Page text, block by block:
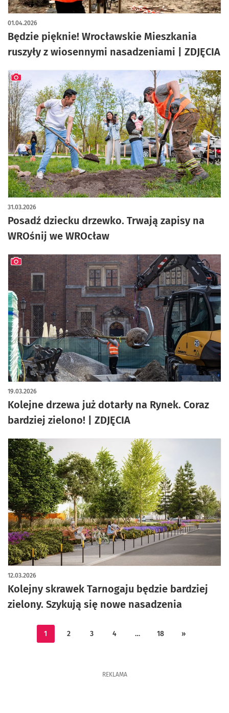
Będzie pięknie! Wrocławskie Mieszkania
ruszyły z wiosennymi nasadzeniami | ZDJĘCIA
01.04.2026
artykuł z galerią zdjęć
Posadź dziecku drzewko. Trwają zapisy na
WROśnij we WROcław
31.03.2026
artykuł z galerią zdjęć
Kolejne drzewa już dotarły na Rynek. Coraz
bardziej zielono! | ZDJĘCIA
19.03.2026
artykuł z galerią zdjęć
Kolejny skrawek Tarnogaju będzie bardziej
zielony. Szykują się nowe nasadzenia
12.03.2026
1 2 3 4 … 18 »
REKLAMA